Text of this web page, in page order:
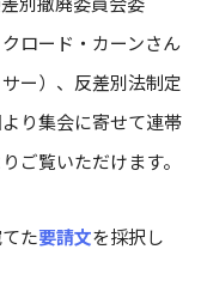
ロード・カーンさん
ー）、反差別法制定
り集会に寄せて連帯
ご覧いただけます。
た要請文を採択し